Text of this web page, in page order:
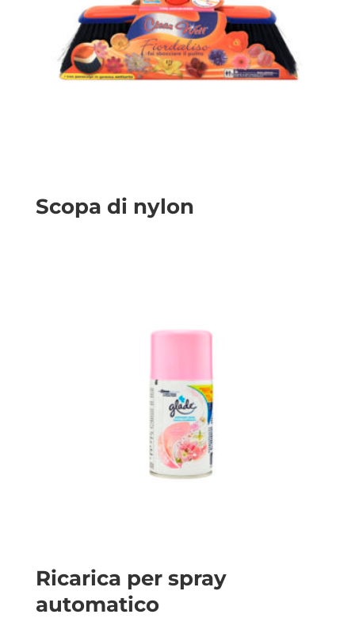
Scopa di nylon
Ricarica per spray
automatico